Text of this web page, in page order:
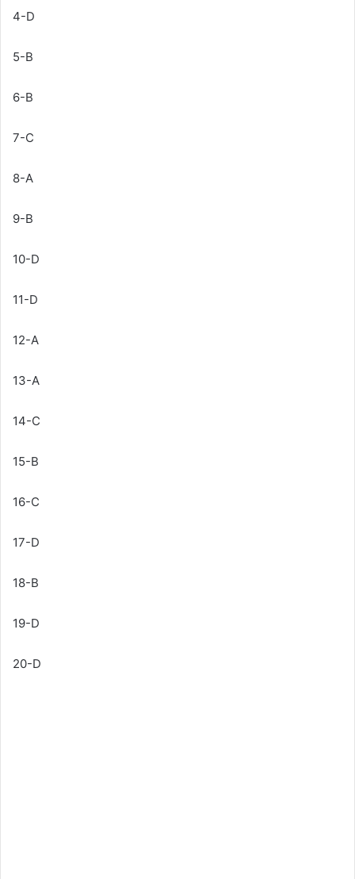
4-D
5-B
6-B
7-C
8-A
9-B
10-D
11-D
12-A
13-A
14-C
15-B
16-C
17-D
18-B
19-D
20-D